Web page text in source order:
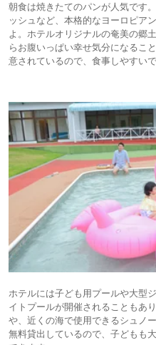
朝食は焼きたてのパンが人気です
ッシュなど、本格的なヨーロピア
よ。ホテルオリジナルの奄美の郷
らお腹いっぱい幸せ気分になるこ
意されているので、食事しやすいで
ホテルには子ども用プールや大型
イトプールが開催されることもあ
や、近くの海で使用できるシュノ
無料貸出しているので、子どもも